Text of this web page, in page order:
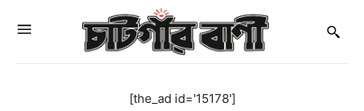
[the_ad id='15178']